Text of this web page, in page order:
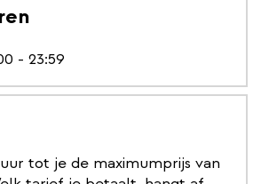
- 23:59
tot je de maximumprijs van